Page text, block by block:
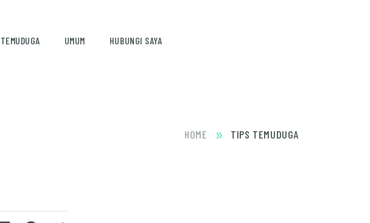
TEMUDUGA UMUM HUBUNGI SAYA
HOME » TIPS TEMUDUGA